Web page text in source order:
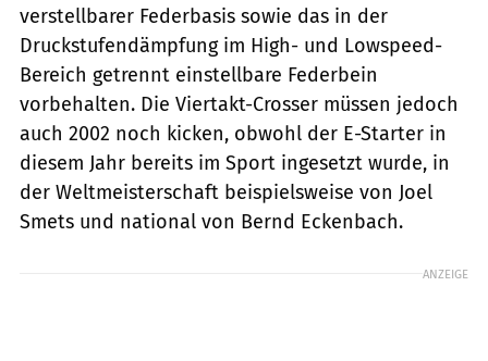
verstellbarer Federbasis sowie das in der
Druckstufendämpfung im High- und Lowspeed-
Bereich getrennt einstellbare Federbein
vorbehalten. Die Viertakt-Crosser müssen jedoch
auch 2002 noch kicken, obwohl der E-Starter in
diesem Jahr bereits im Sport ingesetzt wurde, in
der Weltmeisterschaft beispielsweise von Joel
Smets und national von Bernd Eckenbach.
ANZEIGE